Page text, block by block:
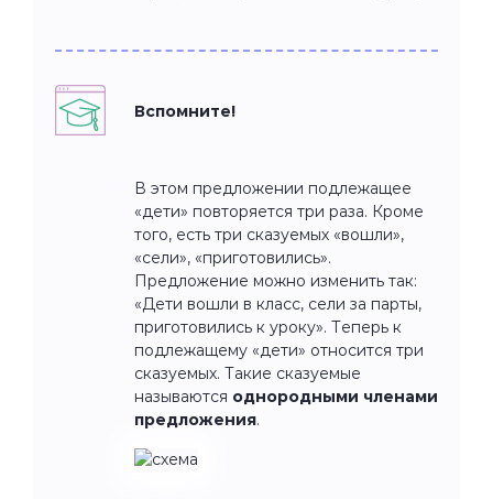
Вспомните!
В этом предложении подлежащее
«дети» повторяется три раза. Кроме
того, есть три сказуемых «вошли»,
«сели», «приготовились».
Предложение можно изменить так:
«Дети вошли в класс, сели за парты,
приготовились к уроку». Теперь к
подлежащему «дети» относится три
сказуемых. Такие сказуемые
называются однородными членами
предложения.